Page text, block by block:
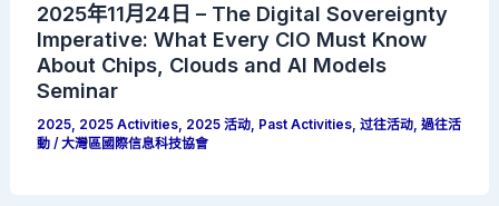
2025年11月24日 – The Digital Sovereignty
Imperative: What Every CIO Must Know
About Chips, Clouds and AI Models
Seminar
2025, 2025 Activities, 2025 活动, Past Activities,过往活动,過往活
動 /大灣區國際信息科技協會